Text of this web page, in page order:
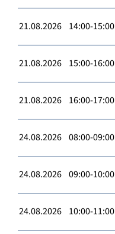
21.08.2026 14:00-15:00
21.08.2026 15:00-16:00
21.08.2026 16:00-17:00
24.08.2026 08:00-09:00
24.08.2026 09:00-10:00
24.08.2026 10:00-11:00